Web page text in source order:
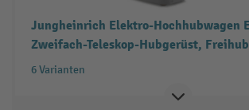
Jungheinrich Elektro-Hochhubwagen
Zweifach-Teleskop-Hubgerüst,
Tragfähigkeit 1.200 kg
6 Varianten